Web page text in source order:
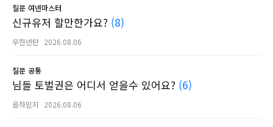
질문 여넨마스터
신규유저 할만한가요? (8)
무한넨탄 2026.08.06
질문 공통
님들 토벌권은 어디서 얻을수 있어요? (6)
옵하믿지 2026.08.06